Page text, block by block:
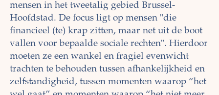
mensen in het tweetalig gebied Brussel-
Hoofdstad. De focus ligt op mensen "die
financieel (te) krap zitten, maar net uit de boot
vallen voor bepaalde sociale rechten". Hierdoor
moeten ze een wankel en fragiel evenwicht
trachten te behouden tussen afhankelijkheid en
zelfstandigheid, tussen momenten waarop “het